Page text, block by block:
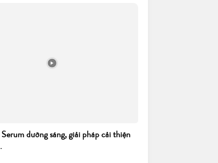
dưỡng sáng, giải pháp cải thiện